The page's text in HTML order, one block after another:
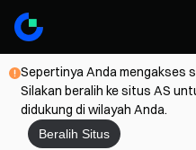
Sepertinya Anda mengakses
Silakan beralih ke situs AS
didukung di wilayah Anda.
Beralih Situs